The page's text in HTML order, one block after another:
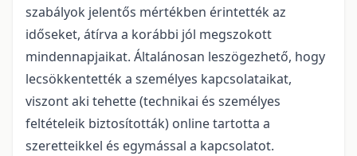
szabályok jelentős mértékben érintették az
időseket, átírva a korábbi jól megszokott
mindennapjaikat. Általánosan leszögezhető, hogy
lecsökkentették a személyes kapcsolataikat,
viszont aki tehette (technikai és személyes
feltételeik biztosították) online tartotta a
szeretteikkel és egymással a kapcsolatot.